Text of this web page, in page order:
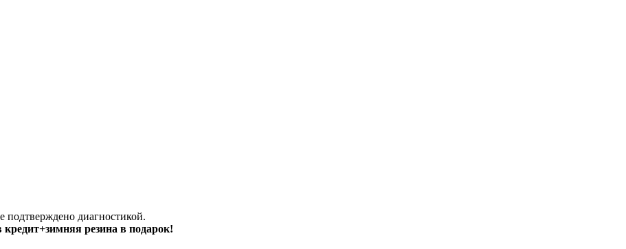
подтверждено диагностикой.
резина в подарок!